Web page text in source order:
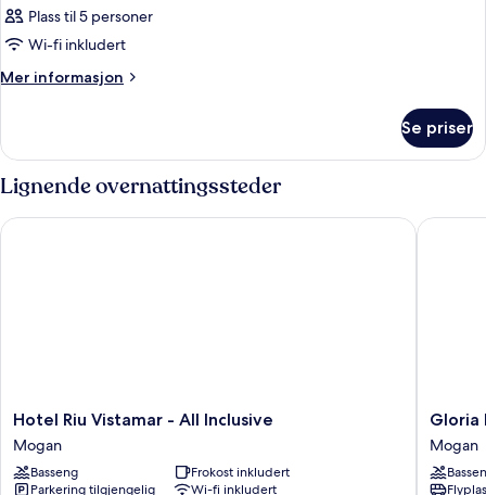
Plass til 5 personer
Wi-fi inkludert
Mer informasjon
Mer
Se priser
Lignende overnattingssteder
Hotel
Riu
Vistamar
-
Hotel Riu Vistamar - All Inclusive
Mogan
Basseng
Frokost inkludert
Parkering tilgjengelig
Wi-fi inkludert
Hotel Riu Vistamar - All Inclusive
Gloria
Palace
Thalasso
Gloria
Mogan
Gloria